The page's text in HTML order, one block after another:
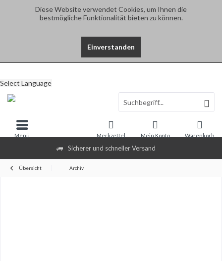
Diese Website verwendet Cookies, um Ihnen die
bestmögliche Funktionalität bieten zu können.
Einverstanden
Sicherer und schneller Versand
Select Language
Warenkorb
Merkzettel Mein Konto
Menü
Übersicht Archiv